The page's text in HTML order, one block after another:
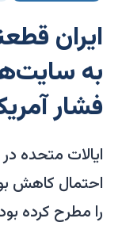
ایران
به
فشار
ایالات متحده
احتمال کاهش
را مطرح کرده بود